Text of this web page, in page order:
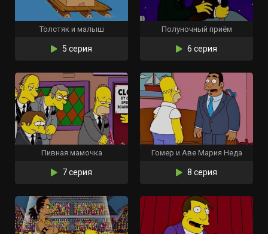
Толстяк и малыш
5 серия
Полуночный приём
6 серия
Пивная мамочка
7 серия
Гомер и Аве Мария Неда
8 серия